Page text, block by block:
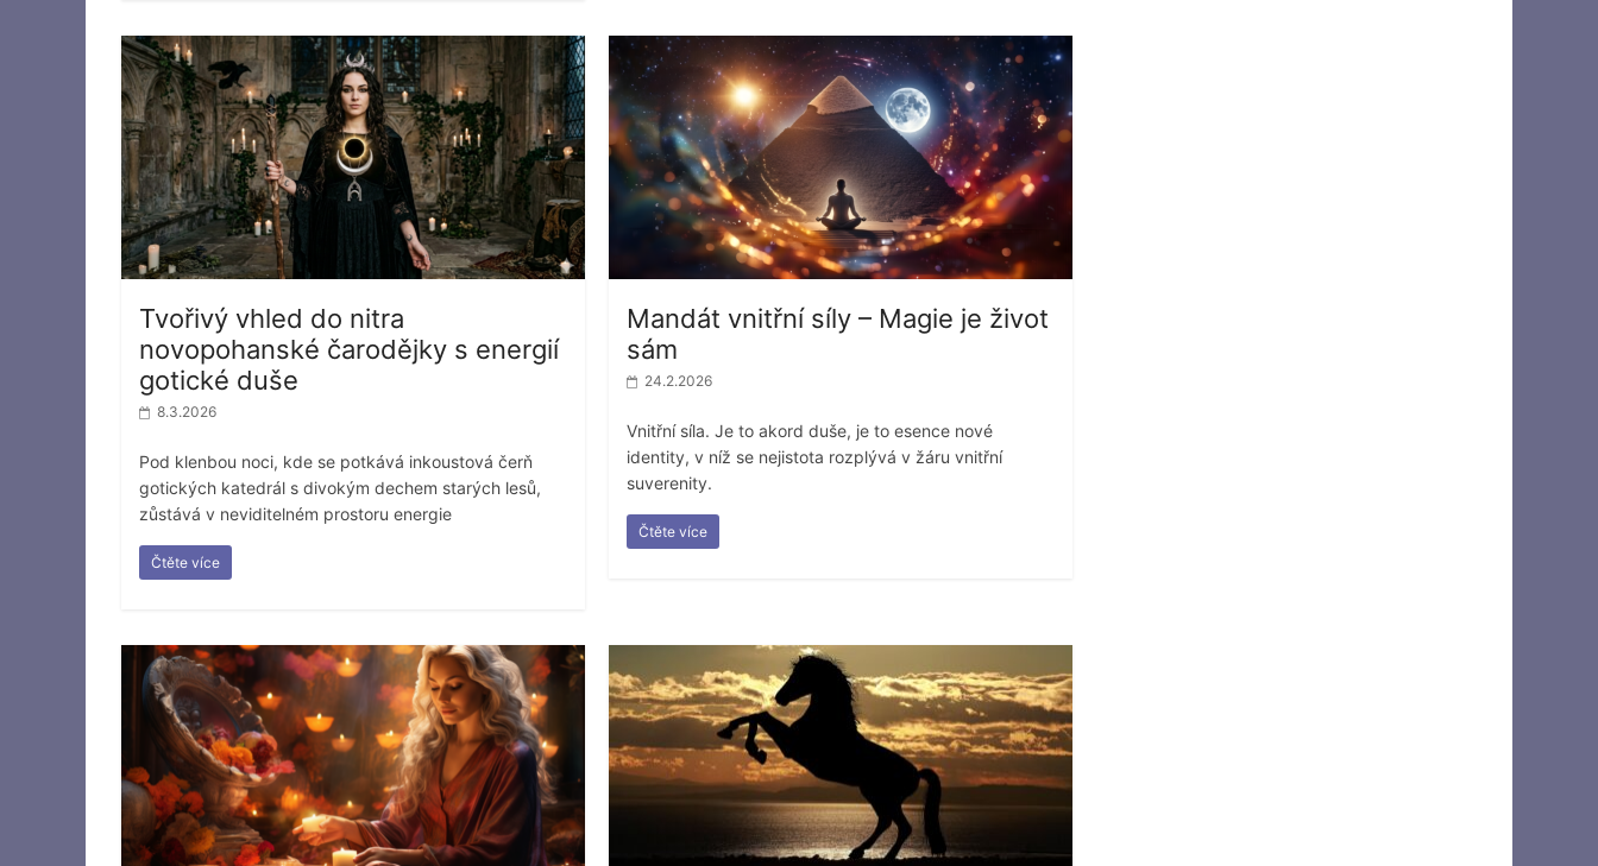
Tvořivý vhled do nitra
novopohanské čarodějky s energií
gotické duše
8.3.2026
Pod klenbou noci, kde se potkává inkoustová čerň
gotických katedrál s divokým dechem starých lesů,
zůstává v neviditelném prostoru energie
Čtěte více
Mandát vnitřní síly – Magie je život
sám
24.2.2026
Vnitřní síla. Je to akord duše, je to esence nové
identity, v níž se nejistota rozplývá v žáru vnitřní
suverenity.
Čtěte více